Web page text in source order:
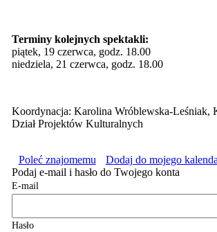
Terminy kolejnych spektakli:
piątek, 19 czerwca, godz. 18.00
niedziela, 21 czerwca, godz. 18.00
Koordynacja: Karolina Wróblewska-Leśniak,
Dział Projektów Kulturalnych
Poleć znajomemu
Dodaj do mojego
Podaj e-mail i hasło do Twojego konta
E-mail
Hasło